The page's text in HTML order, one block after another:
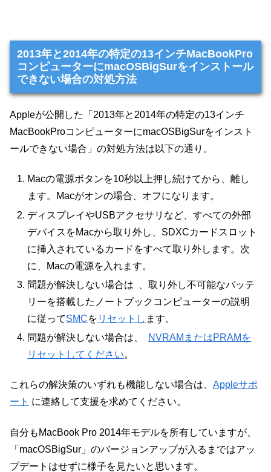
2013年と2014年の特定の13インチMacBookPro
コンピューターにmacOSBigSurをインストール
できない場合の対処方法
Appleが公開した「2013年と2014年の特定の13インチ
MacBookProコンピューターにmacOSBigSurをインスト
ールできない場合」の対処方法は以下の通り。
Macの電源ボタンを10秒以上押し続けてから、離し
ます。Macがオンの場合、オフになります。
ディスプレイやUSBアクセサリなど、すべての外部
デバイスをMacから取り外し、SDXCカードスロット
に挿入されているカードをすべて取り外します。次
に、Macの電源を入れます。
問題が解決しない場合は 、取り外し不可能なバッテ
リーを搭載したノートブックコンピューターの説明
に従ってSMCを リセットし ます。
問題が解決しない場合は、
NVRAMまたはPRAMを
リセットしてください。
これらの解決策のいずれも機能しない場合は、 Appleサポ
ート に連絡して支援を求めてください。
自分もMacBook Pro 2014年モデルを所有していますが、
「macOSBigSur」のバージョンアップが入るまではアッ
プデートはせずに様子を見たいと思います。